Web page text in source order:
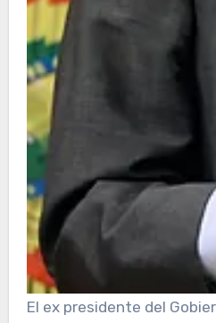
El ex presidente del